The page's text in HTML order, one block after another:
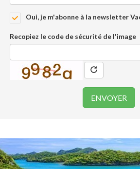
Oui, je m'abonne à la newsletter
Recopiez le code de sécurité de l'image